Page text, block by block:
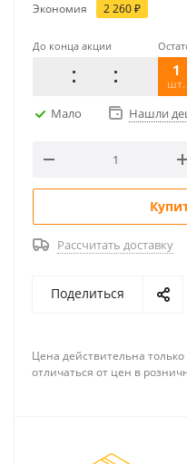
Экономия 2 260₽
До конца акции
1
шт.
Мало Нашли
Рассчитать доставку
Поделиться
Цена действительна
отличаться от цен в